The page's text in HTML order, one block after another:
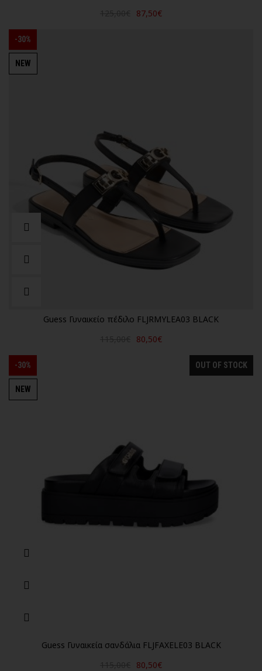
87,50€
-30%
NEW
Guess Γυναικείο πέδιλο FLJRMYLEA03 BLACK
80,50€
-30% OUT OF STOCK
NEW
Guess Γυναικεία σανδάλια FLJFAXELE03 BLACK
80,50€